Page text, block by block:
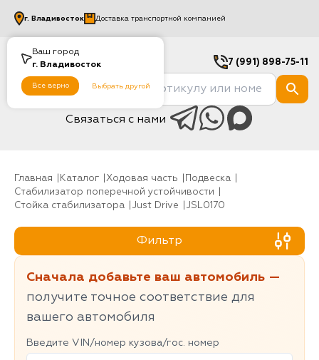
Ваш город
г. Владивосток
Все верно Выбрать другой
г. Владивосток Доставка транспортной компанией
7 (991) 898-75-11
Связаться с нами
Главная Каталог Ходовая часть
Подвеска
Стабилизатор поперечной устойчивости
Стойка стабилизатора
Just Drive JSL0170
Фильтр
Сначала добавьте ваш автомобиль —
получите точное соответствие для
вашего автомобиля
Введите VIN/номер кузова/гос. номер